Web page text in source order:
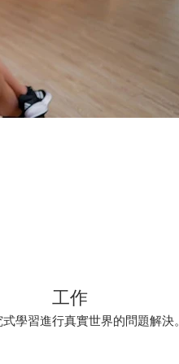
工作
學習進行真實世界的問題解決。